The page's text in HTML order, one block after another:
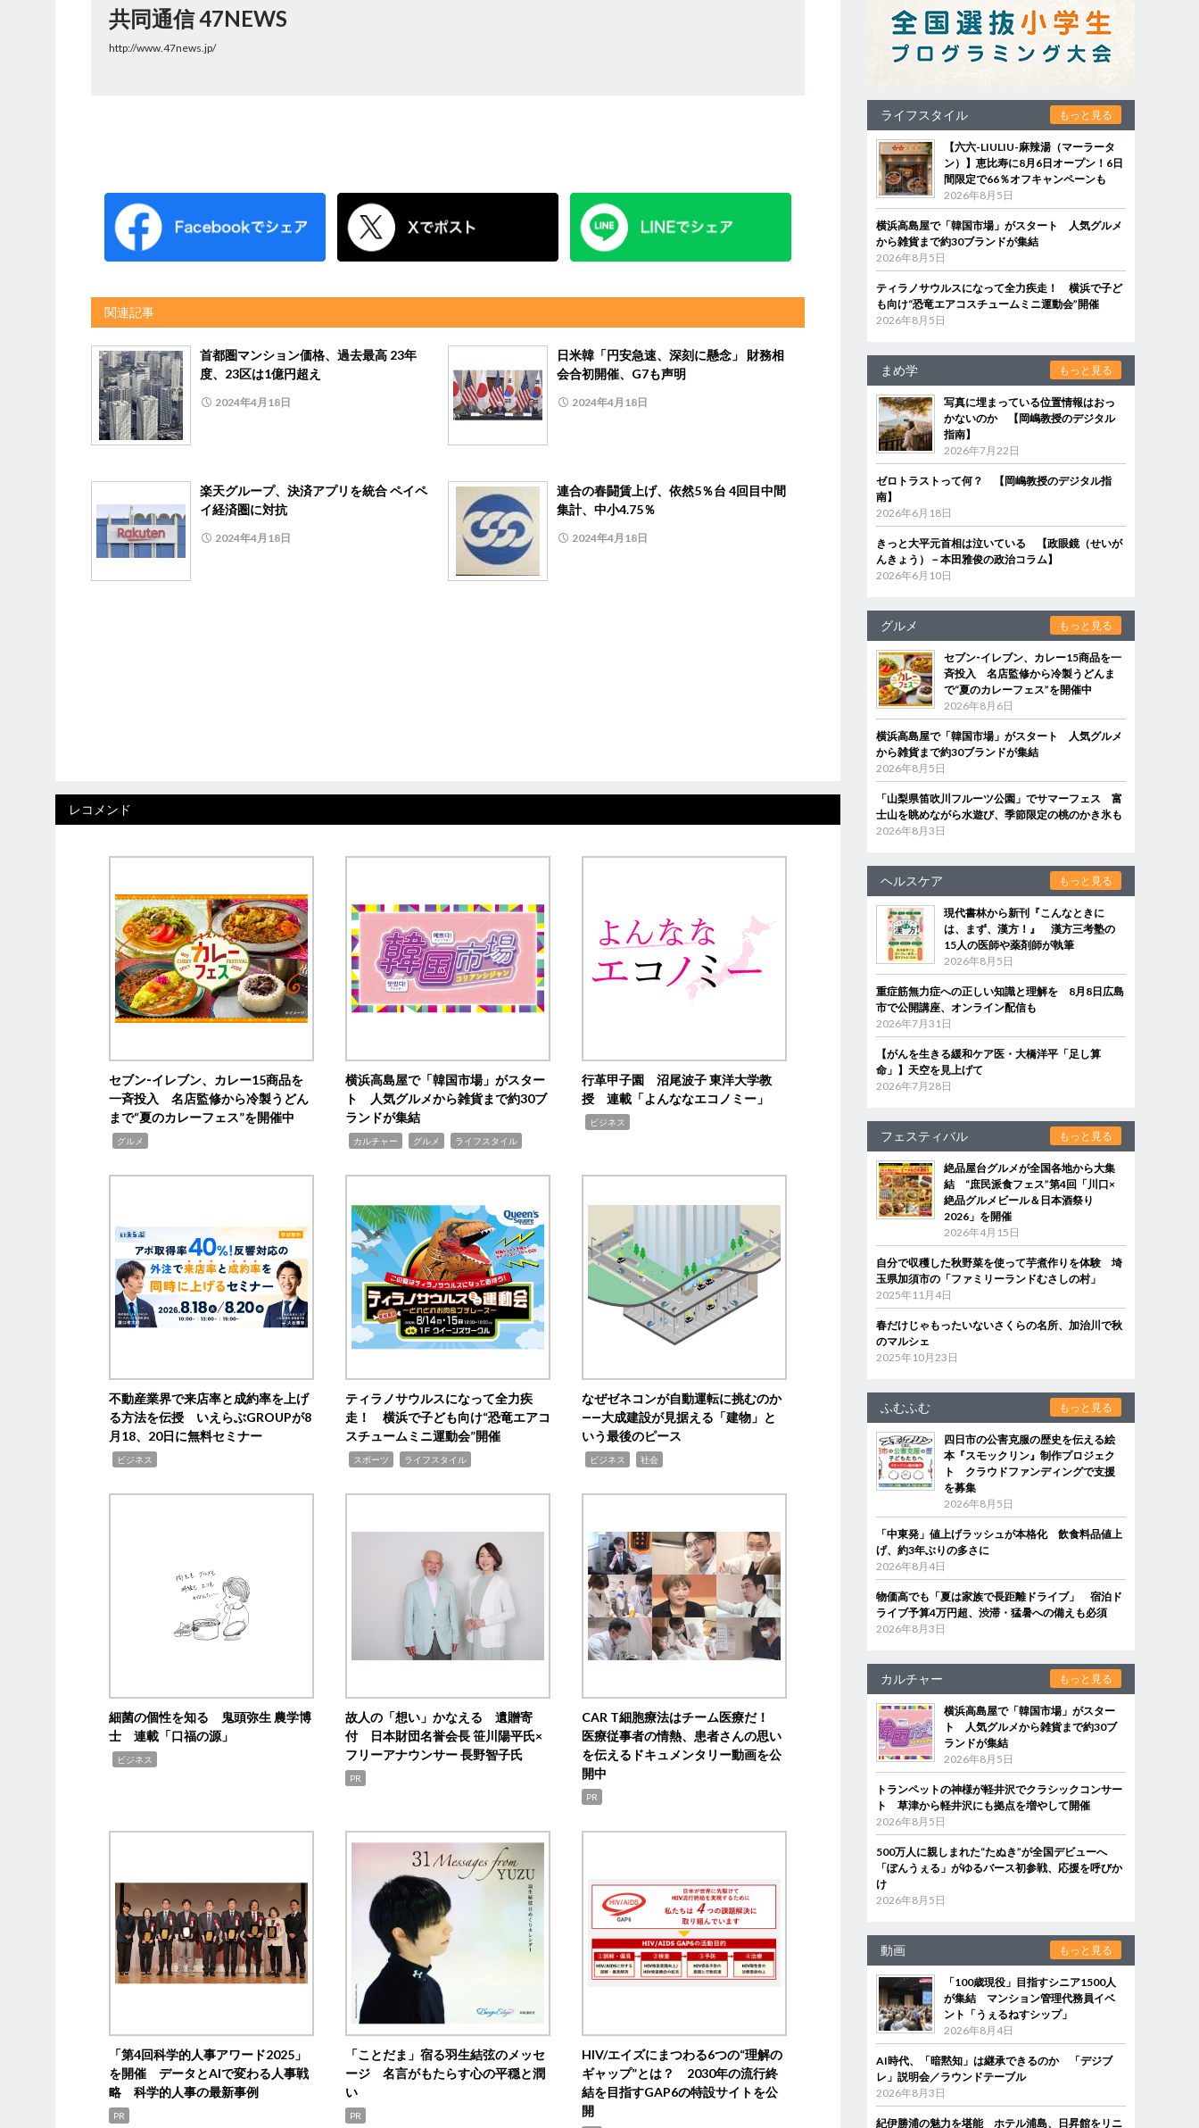
共同通信 47NEWS
http://www.47news.jp/
関連記事
首都圏マンション価格、過去最高 23年
度、23区は1億円超え
2024年4月18日
日米韓「円安急速、深刻に懸念」 財務相
会合初開催、G7も声明
2024年4月18日
楽天グループ、決済アプリを統合 ペイペ
イ経済圏に対抗
2024年4月18日
連合の春闘賃上げ、依然5％台 4回目中間
集計、中小4.75％
2024年4月18日
レコメンド
セブン‐イレブン、カレー15商品を
一斉投入 名店監修から冷製うどん
まで“夏のカレーフェス”を開催中
グルメ
横浜高島屋で「韓国市場」がスター
ト 人気グルメから雑貨まで約30ブ
ランドが集結
カルチャー グルメ ライフスタイル
行革甲子園 沼尾波子 東洋大学教
授 連載「よんななエコノミー」
ビジネス
不動産業界で来店率と成約率を上げ
る方法を伝授 いえらぶGROUPが8
月18、20日に無料セミナー
ビジネス
ティラノサウルスになって全力疾
走！ 横浜で子ども向け“恐竜エアコ
スチュームミニ運動会”開催
スポーツ ライフスタイル
なぜゼネコンが自動運転に挑むのか
――大成建設が見据える「建物」と
いう最後のピース
ビジネス 社会
細菌の個性を知る 鬼頭弥生 農学博
士 連載「口福の源」
ビジネス
故人の「想い」かなえる 遺贈寄
付 日本財団名誉会長 笹川陽平氏×
フリーアナウンサー 長野智子氏
PR
CAR T細胞療法はチーム医療だ！
医療従事者の情熱、患者さんの思い
を伝えるドキュメンタリー動画を公
開中
PR
「第4回科学的人事アワード2025」
を開催 データとAIで変わる人事戦
略 科学的人事の最新事例
PR
「ことだま」宿る羽生結弦のメッセ
ージ 名言がもたらす心の平穏と潤
い
PR
HIV/エイズにまつわる6つの“理解の
ギャップ”とは？ 2030年の流行終
結を目指すGAP6の特設サイトを公
開
ライフスタイル もっと見る
【六六-LIULIU-麻辣湯（マーラータ
ン）】恵比寿に8月6日オープン！6日
間限定で66％オフキャンペーンも
2026年8月5日
横浜高島屋で「韓国市場」がスタート 人気グルメ
から雑貨まで約30ブランドが集結
2026年8月5日
ティラノサウルスになって全力疾走！ 横浜で子ど
も向け“恐竜エアコスチュームミニ運動会”開催
2026年8月5日
まめ学 もっと見る
写真に埋まっている位置情報はおっ
かないのか 【岡嶋教授のデジタル
指南】
2026年7月22日
ゼロトラストって何？ 【岡嶋教授のデジタル指
南】
2026年6月18日
きっと大平元首相は泣いている 【政眼鏡（せいが
んきょう）－本田雅俊の政治コラム】
2026年6月10日
グルメ もっと見る
セブン‐イレブン、カレー15商品を一
斉投入 名店監修から冷製うどんま
で“夏のカレーフェス”を開催中
2026年8月6日
横浜高島屋で「韓国市場」がスタート 人気グルメ
から雑貨まで約30ブランドが集結
2026年8月5日
「山梨県笛吹川フルーツ公園」でサマーフェス 富
士山を眺めながら水遊び、季節限定の桃のかき氷も
2026年8月3日
ヘルスケア もっと見る
現代書林から新刊『こんなときに
は、まず、漢方！』 漢方三考塾の
15人の医師や薬剤師が執筆
2026年8月5日
重症筋無力症への正しい知識と理解を 8月8日広島
市で公開講座、オンライン配信も
2026年7月31日
【がんを生きる緩和ケア医・大橋洋平「足し算
命」】天空を見上げて
2026年7月28日
フェスティバル もっと見る
絶品屋台グルメが全国各地から大集
結 “庶民派食フェス”第4回「川口×
絶品グルメビール＆日本酒祭り
2026」を開催
2026年4月15日
自分で収穫した秋野菜を使って芋煮作りを体験 埼
玉県加須市の「ファミリーランドむさしの村」
2025年11月4日
春だけじゃもったいないさくらの名所、加治川で秋
のマルシェ
2025年10月23日
ふむふむ もっと見る
四日市の公害克服の歴史を伝える絵
本『スモックリン』制作プロジェク
ト クラウドファンディングで支援
を募集
2026年8月5日
「中東発」値上げラッシュが本格化 飲食料品値上
げ、約3年ぶりの多さに
2026年8月4日
物価高でも「夏は家族で長距離ドライブ」 宿泊ド
ライブ予算4万円超、渋滞・猛暑への備えも必須
2026年8月3日
カルチャー もっと見る
横浜高島屋で「韓国市場」がスター
ト 人気グルメから雑貨まで約30ブ
ランドが集結
2026年8月5日
トランペットの神様が軽井沢でクラシックコンサー
ト 草津から軽井沢にも拠点を増やして開催
2026年8月5日
500万人に親しまれた“たぬき”が全国デビューへ
「ぽんうぇる」がゆるバース初参戦、応援を呼びか
け
2026年8月5日
動画 もっと見る
「100歳現役」目指すシニア1500人
が集結 マンション管理代務員イベ
ント「うぇるねすシップ」
2026年8月4日
AI時代、「暗黙知」は継承できるのか 「デジブ
レ」説明会／ラウンドテーブル
2026年8月3日
紀伊勝浦の魅力を堪能 ホテル浦島、日昇館をリニ